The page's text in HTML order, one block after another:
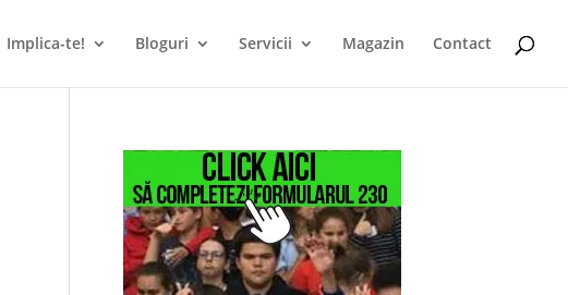
Implica-te! Bloguri Servicii Magazin Contact